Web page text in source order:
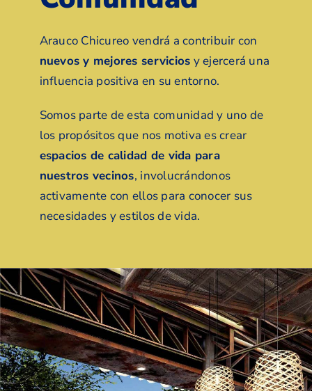
Arauco Chicureo vendrá a contribuir con
nuevos y mejores servicios y ejercerá una
influencia positiva en su entorno.
Somos parte de esta comunidad y uno de
los propósitos que nos motiva es crear
espacios de calidad de vida para
nuestros vecinos, involucrándonos
activamente con ellos para conocer sus
necesidades y estilos de vida.